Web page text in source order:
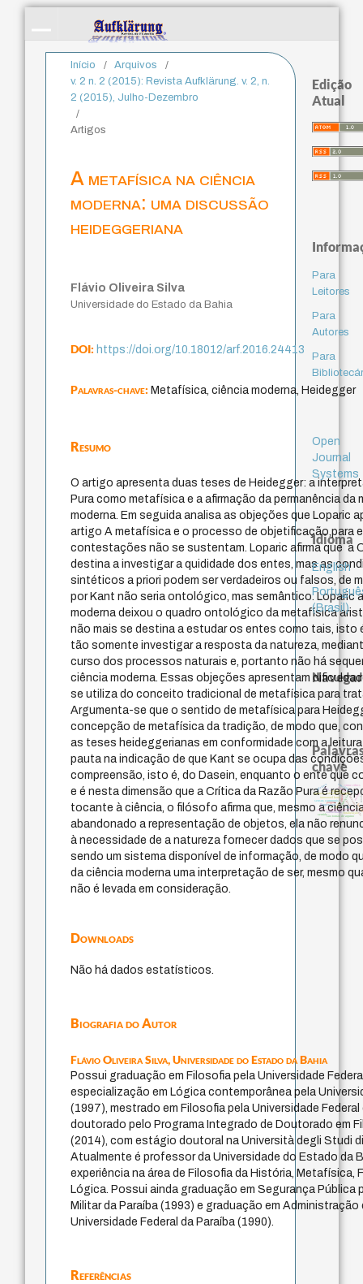
Início / Arquivos
/
v. 2 n. 2 (2015): Revista Aufklärung. v. 2, n.
2 (2015), Julho-Dezembro
/
Artigos
A metafísica na ciência
moderna: uma discussão
heideggeriana
Flávio Oliveira Silva
Universidade do Estado da Bahia
DOI:https://doi.org/10.18012/arf.2016.24413
Palavras-chave:Metafísica, ciência moderna, Heidegger
Resumo
O artigo apresenta duas teses de Heidegger: a
Pura como metafísica e a afirmação da permanência
moderna. Em seguida analisa as objeções que Loparic
artigo A metafísica e o processo de objetificação,para
contestações não se sustentam. Loparic afirma que a
destina a investigar a quididade dos entes, mas as
sintéticos a priori podem ser verdadeiros ou falsos, de
por Kant não seria ontológico, mas semântico. Loparic
moderna deixou o quadro ontológico da metafísica
não mais se destina a estudar os entes como tais, isto
tão somente investigar a resposta da natureza,
curso dos processos naturais e, portanto não há
ciência moderna. Essas objeções apresentam
se utiliza do conceito tradicional de metafísica para
Argumenta-se que o sentido de metafísica para
concepção de metafísica da tradição, de modo que,
as teses heideggerianas em conformidade com a
pauta na indicação de que Kant se ocupa das
compreensão, isto é, do Dasein, enquanto o ente que
e é nesta dimensão que a Crítica da Razão Pura é
tocante à ciência, o filósofo afirma que, mesmo a
abandonado a representação de objetos, ela não
à necessidade de a natureza fornecer dados que se
sendo um sistema disponível de informação, de modo
da ciência moderna uma interpretação de ser, mesmo
não é levada em consideração.
Downloads
Não há dados estatísticos.
Biografia do Autor
Flávio Oliveira Silva,Universidade do Estado da Bahia
Possui graduação em Filosofia pela Universidade
especialização em Lógica contemporânea pela
(1997), mestrado em Filosofia pela Universidade Federal
doutorado pelo Programa Integrado de Doutorado em
(2014), com estágio doutoral na Università degli Studi
Atualmente é professor da Universidade do Estado da
experiência na área de Filosofia da História, Metafísica,
Lógica. Possui ainda graduação em Segurança Pública
Militar da Paraíba (1993) e graduação em Administração
Universidade Federal da Paraíba (1990).
Referências
Edição
Atual
Para
Leitores
Para
Autores
Para
Open
Journal
Systems
Idioma
English
(Brasil)
Navegar
chave
immanuel kant
japanese education thoughts
gosto
juízo
sensus communis formação
an encouragement of learningfukuzawa yukichi
redução
mulher
popper
carnap
constituição
totalização
nome
judaísmo
revelação
coletividade
impessoal
ren
são tomás de aquino
ética.
virtue ethics
yi
li
sentido